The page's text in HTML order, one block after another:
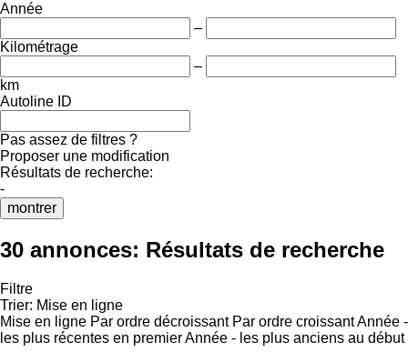
Année
–
Kilométrage
–
km
Autoline ID
Pas assez de filtres ?
Proposer une modification
Résultats de recherche:
-
montrer
30 annonces: Résultats de recherche
Filtre
Trier: Mise en ligne
Mise en ligne Par ordre décroissant Par ordre croissantAnnée -
les plus récentes en premierAnnée - les plus anciens au début